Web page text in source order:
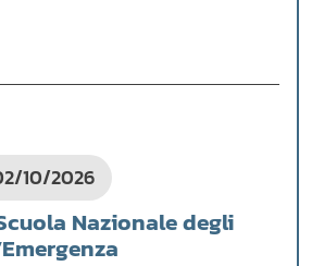
10/2026
Nazionale degli